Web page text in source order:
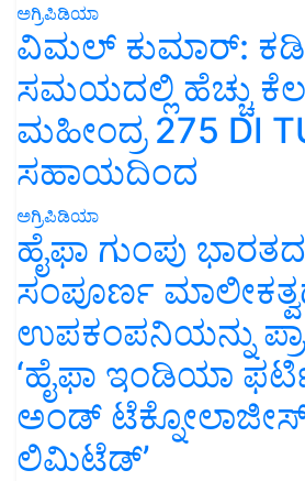
ಅಗ್ರಿಪಿಡಿಯಾ
ವಿಮಲ್ ಕುಮಾರ್:
ಸಮಯದಲ್ಲಿ ಹೆಚ್ಚು
ಮಹೀಂದ್ರ 275 DI
ಸಹಾಯದಿಂದ
ಅಗ್ರಿಪಿಡಿಯಾ
ಹೈಫಾ ಗುಂಪು
ಸಂಪೂರ್ಣ
ಉಪಕಂಪನಿಯನ್ನು
‘ಹೈಫಾ ಇಂಡಿಯಾ
ಅಂಡ್ ಟೆಕ್ನೋಲಾಜೀಸ್
ಲಿಮಿಟೆಡ್’